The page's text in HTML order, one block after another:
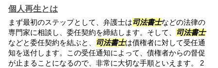
個人再生とは
まず最初のステップとして、弁護士は司法書士などの法律の
専門家に相談し、委任契約を締結します。そして、
司法書士
などと委任契約を結ぶと、
司法書士は債権者に対して受任通
知を送付します。この受任通知によって、債権者からの督促
が止まることになるので、非常に大切な手順といえます。 2